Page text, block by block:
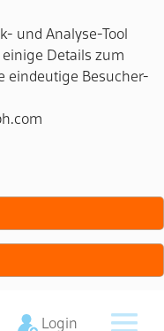
und Analyse-Tool
Details zum
eindeutige Besucher-
Login